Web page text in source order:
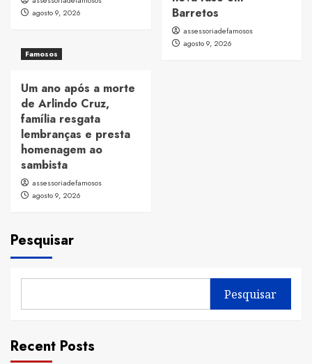
agosto 9, 2026
Barretos
assessoriadefamosos
agosto 9, 2026
Famosos
Um ano após a morte
de Arlindo Cruz,
família resgata
lembranças e presta
homenagem ao
sambista
assessoriadefamosos
agosto 9, 2026
Pesquisar
Pesquisar
Recent Posts